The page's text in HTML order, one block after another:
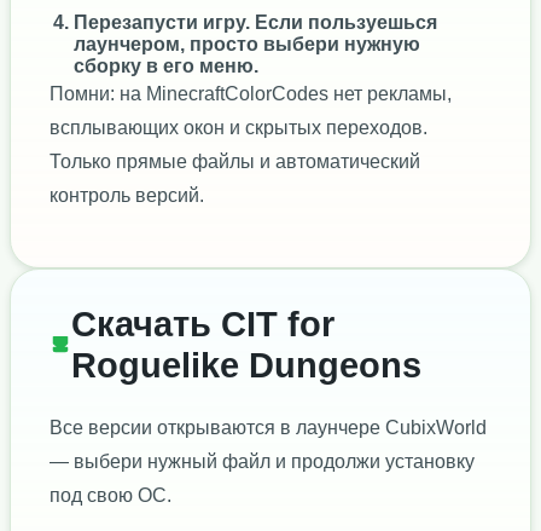
Перезапусти игру. Если пользуешься
лаунчером, просто выбери нужную
сборку в его меню.
Помни: на MinecraftColorCodes нет рекламы,
всплывающих окон и скрытых переходов.
Только прямые файлы и автоматический
контроль версий.
Скачать CIT for
Roguelike Dungeons
Все версии открываются в лаунчере CubixWorld
— выбери нужный файл и продолжи установку
под свою ОС.